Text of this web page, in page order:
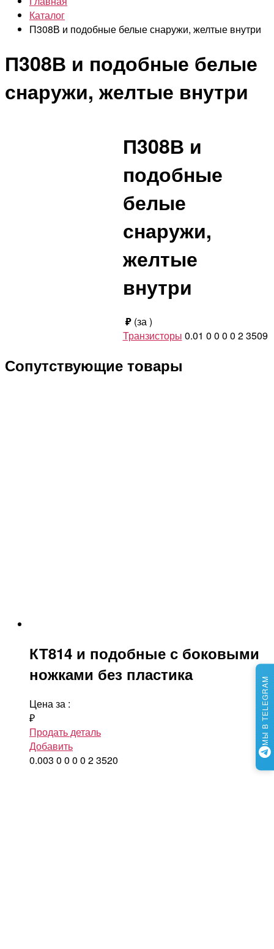
Каталог
П308В и подобные белые снаружи, желтые внутри
П308В и подобные белые
снаружи, желтые внутри
П308В и
подобные
белые
снаружи,
желтые
внутри
₽ (за)
Транзисторы 0.01 0 0 0 0 23509
Сопутствующие товары
КТ814 и подобные с боковыми
ножками без пластика
Цена за :
₽
Продать деталь
Добавить
0.003 0 0 0 0 23520
МЫ В TELEGRAM